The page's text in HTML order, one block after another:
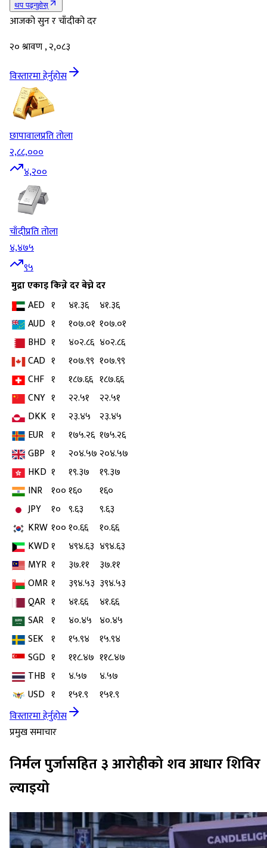
थप पढ्नुहोस्
आजको सुन र चाँदीको दर
२० श्रावण , २,०८३
विस्तारमा हेर्नुहोस
छापावालप्रति तोला
२,८८,०००
४,२००
चाँदीप्रति तोला
४,४७५
९५
मुद्राएकाइकिन्ने दरबेच्ने दर
AED १ ४१.३६
४१.३६
AUD १ १०७.०१ १०७.०१
BHD १ ४०२.८६ ४०२.८६
CAD १ १०७.९९ १०७.९९
CHF १ १८७.६६ १८७.६६
CNY १ २२.५१
२२.५१
DKK १ २३.४५
२३.४५
EUR १ १७५.२६ १७५.२६
GBP १ २०४.५७ २०४.५७
HKD १ १९.३७
१९.३७
INR १००१६०
१६०
JPY
१० ९.६३
९.६३
KRW १००१०.६६
१०.६६
KWD१ ४९४.६३ ४९४.६३
MYR १ ३७.११
३७.११
OMR १ ३९४.५३ ३९४.५३
QAR १ ४१.६६
४१.६६
SAR १ ४०.४५ ४०.४५
SEK १ १५.९४
१५.९४
SGD १ ११८.४७ ११८.४७
THB १ ४.५७
४.५७
USD १ १५१.९
१५१.९
विस्तारमा हेर्नुहोस
प्रमुख समाचार
निर्मल पुर्जासहित ३ आरोहीको शव आधार शिविर
ल्याइयो